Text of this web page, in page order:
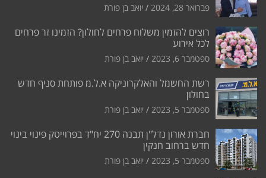
פברואר 28, 2024 יואב בן פורת
רוצים להזמין משלוח פרחים לחולון? הזמינו זר פרחים
לכל אירוע
ספטמבר 6, 2023 יואב בן פורת
רשת החשמל והאלקרוניקה א.ל.מ פותחת סניף חדש
בחולון
ספטמבר 5, 2023 יואב בן פורת
חברת אורון נדל"ן תבנה 270 יח"ד בפרוייטק פינוי בינוי
חדש ברחוב חנקין
ספטמבר 5, 2023 יואב בן פורת